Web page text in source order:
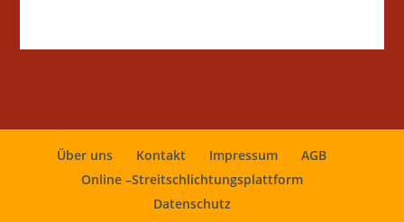
Über uns Kontakt Impressum
AGB
Online –Streitschlichtungsplattform
Datenschutz